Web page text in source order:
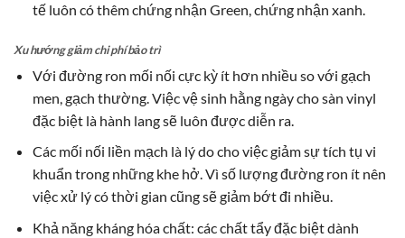
tế luôn có thêm chứng nhận Green, chứng nhận xanh.
Xu hướng giảm chi phí bảo trì
Với đường ron mối nối cực kỳ ít hơn nhiều so với gạch
men, gạch thường. Việc vệ sinh hằng ngày cho sàn vinyl
đặc biệt là hành lang sẽ luôn được diễn ra.
Các mối nối liền mạch là lý do cho việc giảm sự tích tụ vi
khuẩn trong những khe hở. Vì số lượng đường ron ít nên
việc xử lý có thời gian cũng sẽ giảm bớt đi nhiều.
Khả năng kháng hóa chất: các chất tẩy đặc biệt dành